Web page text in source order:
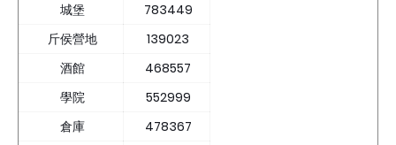
城堡
783449
斤侯營地
139023
酒館
468557
學院
552999
倉庫
478367